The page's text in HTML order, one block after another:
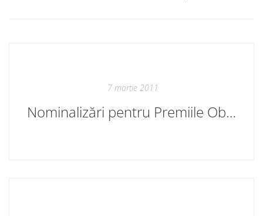
7 martie 2011
Nominalizări pentru Premiile Observator cultural 2011